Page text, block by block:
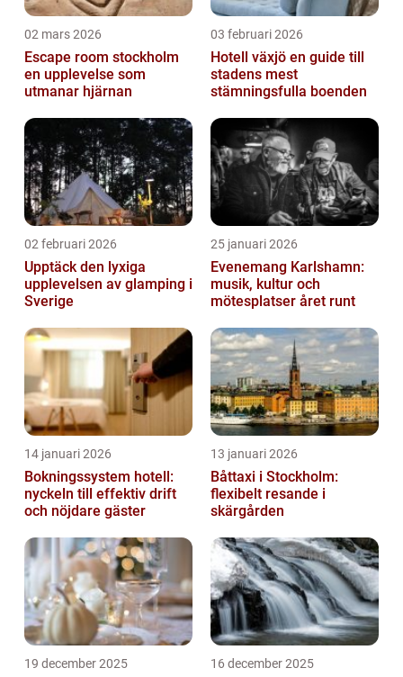
02 mars 2026
Escape room stockholm
en upplevelse som
utmanar hjärnan
03 februari 2026
Hotell växjö en guide till
stadens mest
stämningsfulla boenden
02 februari 2026
Upptäck den lyxiga
upplevelsen av glamping i
Sverige
25 januari 2026
Evenemang Karlshamn:
musik, kultur och
mötesplatser året runt
14 januari 2026
Bokningssystem hotell:
nyckeln till effektiv drift
och nöjdare gäster
13 januari 2026
Båttaxi i Stockholm:
flexibelt resande i
skärgården
19 december 2025 16 december 2025